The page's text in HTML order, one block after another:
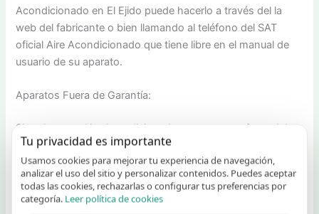
Acondicionado en El Ejido puede hacerlo a través del la
web del fabricante o bien llamando al teléfono del SAT
oficial Aire Acondicionado que tiene libre en el manual de
usuario de su aparato.
Aparatos Fuera de Garantía:
Si su Aparato Aire Acondicionado se encuentra fuera del
periodo de garantía nosotros podemos atender su
incidencia ofertando un servicio técnico en El Ejido
profesional y de calidad.
Tu privacidad es importante
Usamos cookies para mejorar tu experiencia de navegación,
analizar el uso del sitio y personalizar contenidos. Puedes aceptar
todas las cookies, rechazarlas o configurar tus preferencias por
categoría. Leer política de cookies